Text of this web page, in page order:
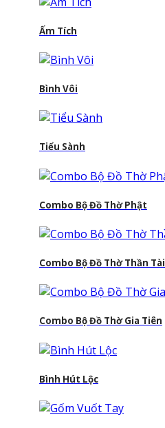
Ấm Tích
Bình Vôi
Tiểu Sành
Combo Bộ Đồ Thờ Phật
Combo Bộ Đồ Thờ Thần Tài
Combo Bộ Đồ Thờ Gia Tiên
Bình Hút Lộc